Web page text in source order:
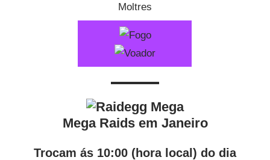
Moltres
Mega Raids em Janeiro
Trocam ás 10:00 (hora local) do dia